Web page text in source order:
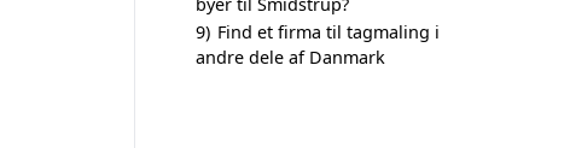
9) Find et firma til tagmaling i
andre dele af Danmark